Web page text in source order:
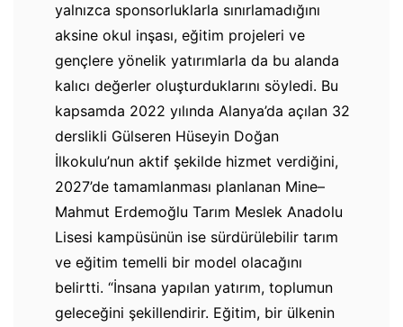
yalnızca sponsorluklarla sınırlamadığını
aksine okul inşası, eğitim projeleri ve
gençlere yönelik yatırımlarla da bu alanda
kalıcı değerler oluşturduklarını söyledi. Bu
kapsamda 2022 yılında Alanya’da açılan 32
derslikli Gülseren Hüseyin Doğan
İlkokulu’nun aktif şekilde hizmet verdiğini,
2027’de tamamlanması planlanan Mine–
Mahmut Erdemoğlu Tarım Meslek Anadolu
Lisesi kampüsünün ise sürdürülebilir tarım
ve eğitim temelli bir model olacağını
belirtti. “İnsana yapılan yatırım, toplumun
geleceğini şekillendirir. Eğitim, bir ülkenin